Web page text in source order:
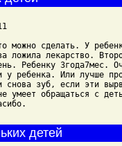
можно сделать. У
ложила лекарство.
Ребенку 3года7мес.
у ребенка. Или лучше
снова зуб, если эти
умеет обращаться с
детей